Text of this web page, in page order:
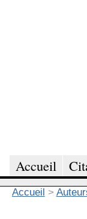
Accueil
Accueil >